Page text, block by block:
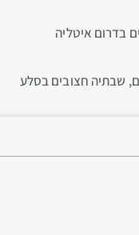
בדרום איטליה
שבתיה חצובים בסלע